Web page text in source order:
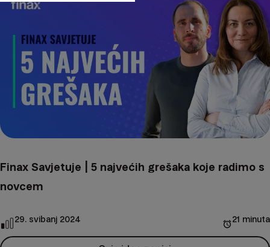
Finax Savjetuje | 5 najvećih grešaka koje radimo s
novcem
29. svibanj 2024 21 minuta